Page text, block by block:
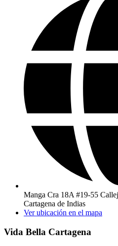
Manga Cra 18A #19-55
Cartagena de Indias
Ver ubicación en el mapa
Vida Bella Cartagena